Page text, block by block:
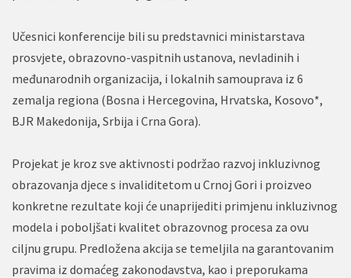
Učesnici konferencije bili su predstavnici ministarstava
prosvjete, obrazovno-vaspitnih ustanova, nevladinih i
međunarodnih organizacija, i lokalnih samouprava iz 6
zemalja regiona (Bosna i Hercegovina, Hrvatska, Kosovo*,
BJR Makedonija, Srbija i Crna Gora).
Projekat je kroz sve aktivnosti podržao razvoj inkluzivnog
obrazovanja djece s invaliditetom u Crnoj Gori i proizveo
konkretne rezultate koji će unaprijediti primjenu inkluzivnog
modela i poboljšati kvalitet obrazovnog procesa za ovu
ciljnu grupu. Predložena akcija se temeljila na garantovanim
pravima iz domaćeg zakonodavstva, kao i preporukama